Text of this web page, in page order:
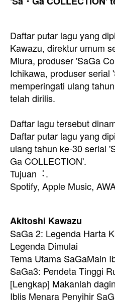
Daftar putar lagu yang
Kawazu, direktur umum
Miura, produser 'SaGa
Ichikawa, produser serial
memperingati ulang
telah dirilis.
Daftar lagu tersebut
Daftar putar lagu yang
ulang tahun ke-30 serial
Ga COLLECTION'.
Tujuan︓.
Spotify, Apple Music,
Akitoshi Kawazu
SaGa 2: Legenda Harta
Legenda Dimulai
Tema Utama SaGaMain
SaGa3: Pendeta Tinggi
[Lengkap] Makanlah
Iblis Menara Penyihir